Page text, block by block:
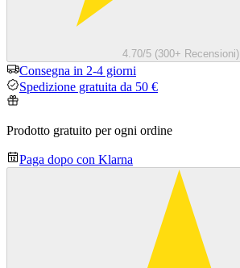
4.70/5 (300+ Recensioni)
Consegna in 2-4 giorni
Spedizione gratuita da 50 €
Prodotto gratuito per ogni ordine
Paga dopo con Klarna